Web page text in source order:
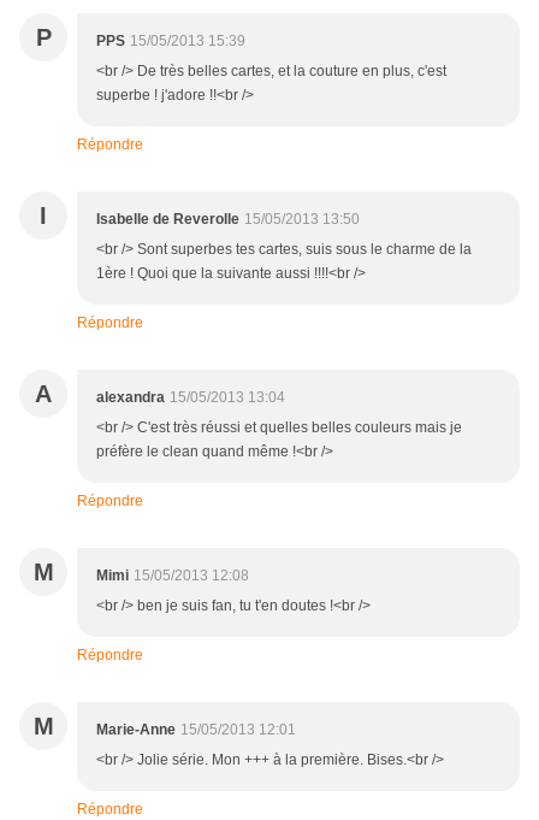
P PPS 15/05/2013 15:39
<br /> De très belles cartes, et la couture en plus, c'est
superbe ! j'adore !!<br />
Répondre
I Isabelle de Reverolle 15/05/2013 13:50
<br /> Sont superbes tes cartes, suis sous le charme de la
1ère ! Quoi que la suivante aussi !!!!<br />
Répondre
A alexandra 15/05/2013 13:04
<br /> C'est très réussi et quelles belles couleurs mais je
préfère le clean quand même !<br />
Répondre
M Mimi 15/05/2013 12:08
<br /> ben je suis fan, tu t'en doutes !<br />
Répondre
M Marie-Anne 15/05/2013 12:01
<br /> Jolie série. Mon +++ à la première. Bises.<br />
Répondre